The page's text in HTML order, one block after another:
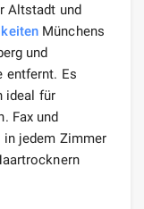
Altstadt und
Münchens
und
entfernt. Es
ideal für
Fax und
in jedem Zimmer